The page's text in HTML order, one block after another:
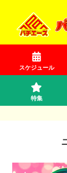
スケジュール
特集